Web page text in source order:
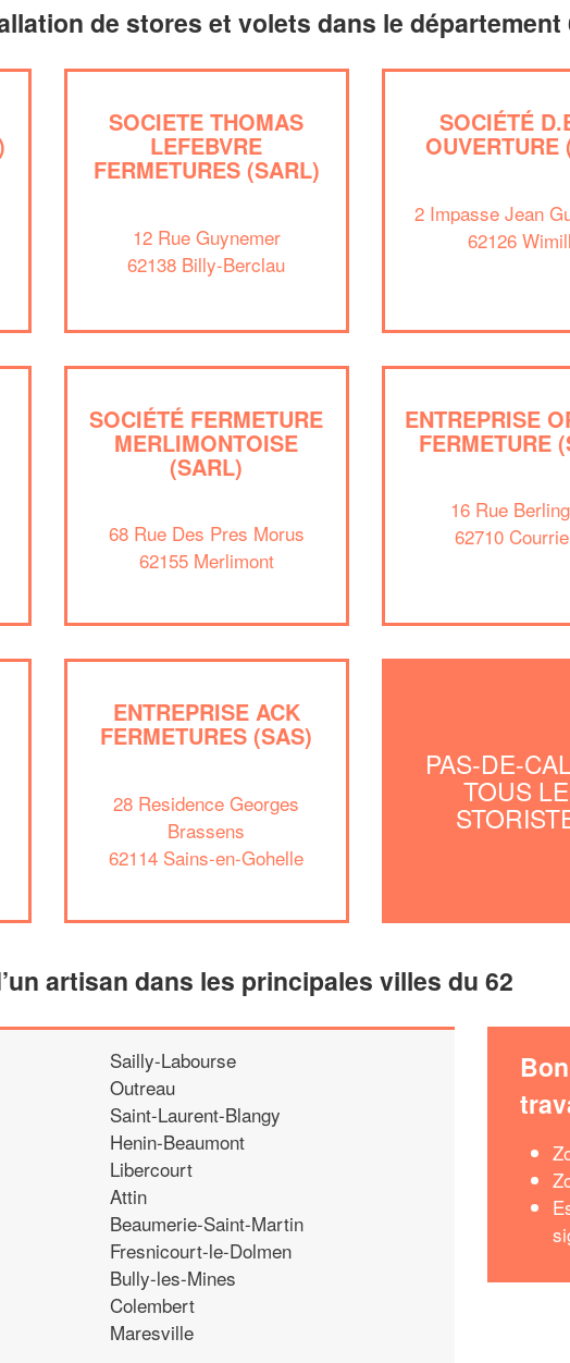
de stores et volets dans le département
SOCIETE THOMAS
LEFEBVRE
FERMETURES (SARL)
12 Rue Guynemer
62138 Billy-Berclau
SOCIÉTÉ
OUVERTURE
2 Impasse Jean
62126
SOCIÉTÉ FERMETURE
MERLIMONTOISE
(SARL)
68 Rue Des Pres Morus
62155 Merlimont
ENTREPRISE
FERMETURE
16 Rue
62710
ENTREPRISE ACK
FERMETURES (SAS)
28 Residence Georges
Brassens
62114 Sains-en-Gohelle
PAS-DE-
TOUS
artisan dans les principales villes du 62
Sailly-Labourse
Outreau
Saint-Laurent-Blangy
Henin-Beaumont
Libercourt
Attin
Beaumerie-Saint-Martin
Fresnicourt-le-Dolmen
Bully-les-Mines
Colembert
Maresville